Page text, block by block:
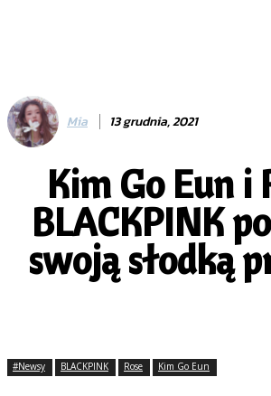
Mia 13 grudnia, 2021
Kim Go Eun i
BLACKPINK
swoją słodką
#Newsy BLACKPINK Rose Kim Go Eun